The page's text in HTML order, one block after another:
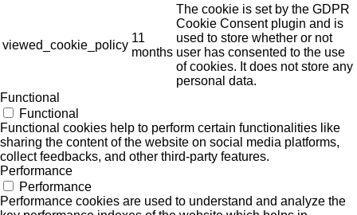
viewed_cookie_policy
11
months
The cookie is set by the GDPR
Cookie Consent plugin and is
used to store whether or not
user has consented to the use
of cookies. It does not store any
personal data.
Functional
Functional
Functional cookies help to perform certain functionalities like
sharing the content of the website on social media platforms,
collect feedbacks, and other third-party features.
Performance
Performance
Performance cookies are used to understand and analyze the